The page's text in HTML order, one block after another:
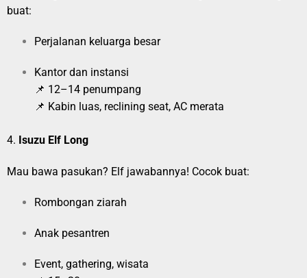
buat:
Perjalanan keluarga besar
Kantor dan instansi
📌 12–14 penumpang
📌 Kabin luas, reclining seat, AC merata
4. Isuzu Elf Long
Mau bawa pasukan? Elf jawabannya! Cocok buat:
Rombongan ziarah
Anak pesantren
Event, gathering, wisata